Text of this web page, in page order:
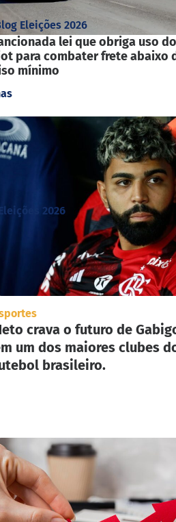
Eleições 2026
2026
lei que obriga uso do
para combater frete abaixo
mínimo
crava o futuro de
um dos maiores clubes
brasileiro.